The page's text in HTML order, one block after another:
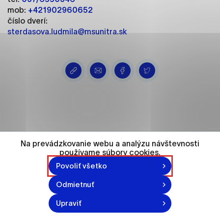
mob: +421902960652
číslo dverí:
sterdasova.ludmila@msunitra.sk
74 548
obyvateľov
Na prevádzkovanie webu a analýzu návštevnosti
používame súbory cookies.
Povoliť všetko
Odmietnuť
Upraviť
ako je navigácia na stránke a prístup k
zabezpečeným oblastiam webovej stránky. Bez
týchto súborov cookie nemôže web správne
fungovať.
Analytické cookies
Analytické cookies pomáhajú prevádzkovateľovi
konkrétnou osobou.
Označiť všetko
Uložiť nastavenia
Viac informácií